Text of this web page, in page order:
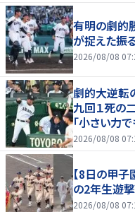
有明の劇
が捉えた振
2026/08/08
劇的大逆転
九回１死の
「小さい力
「涙が出そう
2026/08/08
【8日の甲
の2年生遊
2026/08/08